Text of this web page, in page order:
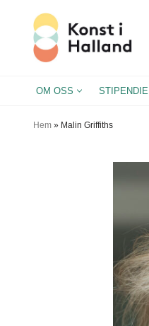
Hoppa
OM OSS
Hem » Malin Griffiths